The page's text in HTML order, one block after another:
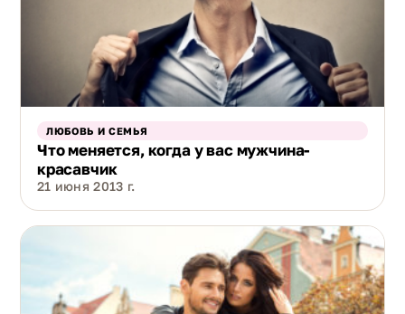
ЛЮБОВЬ И СЕМЬЯ
Что меняется, когда у вас мужчина-
красавчик
21 июня 2013 г.